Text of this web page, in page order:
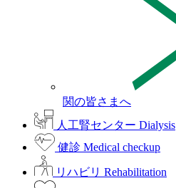
関の皆さまへ
人工腎センター Dialysis
健診 Medical checkup
リハビリ Rehabilitation